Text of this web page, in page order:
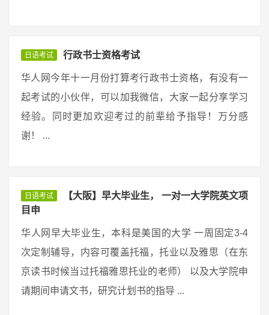
日语考试 行政书士资格考试
华人网今年十一月份打算考行政书士资格，有没有一
起考试的小伙伴，可以加我微信，大家一起分享学习
经验。同时更加欢迎考过的前辈给予指导！万分感
谢！ ...
日语考试
【大阪】早大毕业生， 一对一大学院英文项
目申
华人网早大毕业生，本科是美国的大学 一周固定3-4
次定制辅导，内容可覆盖托福，托业以及雅思（在东
京读书时候当过托福雅思托业的老师） 以及大学院申
请期间申请文书，研究计划书的指导 ...